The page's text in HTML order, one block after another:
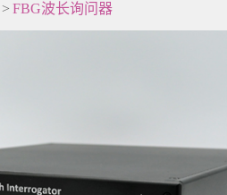
FBG波长询问器